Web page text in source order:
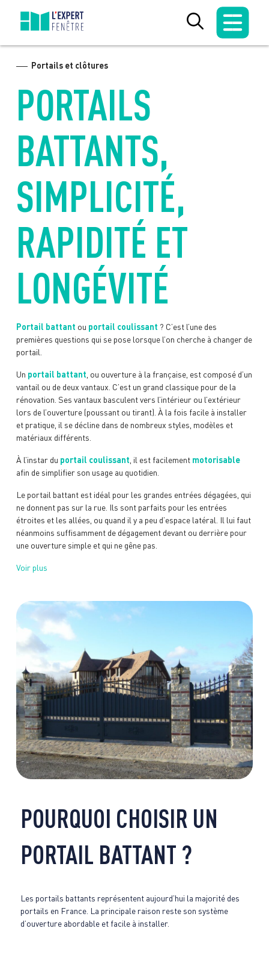
content
Portails et clôtures
PORTAILS
BATTANTS,
SIMPLICITÉ,
RAPIDITÉ ET
LONGÉVITÉ
Portail battant ou portail coulissant ? C’est l’une des
premières questions qui se pose lorsque l’on cherche à changer de
portail.
Un portail battant , ou ouverture à la française, est composé d’un
vantail ou de deux vantaux. C’est un grand classique pour de la
rénovation. Ses vantaux basculent vers l’intérieur ou l’extérieur
lors de l’ouverture (poussant ou tirant). À la fois facile à installer
et pratique, il se décline dans de nombreux styles, modèles et
matériaux différents.
À l’instar du portail coulissant , il est facilement motorisable
afin de simplifier son usage au quotidien.
Le portail battant est idéal pour les grandes entrées dégagées, qui
ne donnent pas sur la rue. Ils sont parfaits pour les entrées
étroites et les allées, ou quand il y a peu d’espace latéral. Il lui faut
néanmoins suffisamment de dégagement devant ou derrière pour
une ouverture simple et qui ne gêne pas.
Voir plus
POURQUOI CHOISIR UN
PORTAIL BATTANT ?
Les portails battants représentent aujourd’hui la majorité des
portails en France. La principale raison reste son système
d’ouverture abordable et facile à installer.